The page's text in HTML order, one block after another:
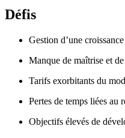
Défis
Gestion d’une
Manque de maîtrise et
Tarifs exorbitants du
Pertes de temps liées au
Objectifs élevés de